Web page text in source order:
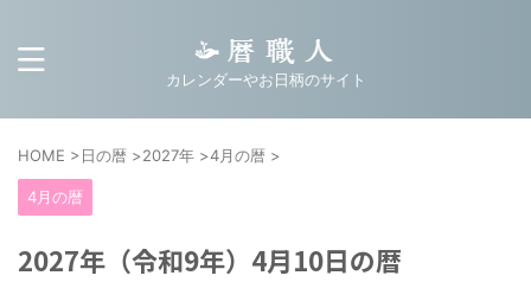
カレンダーやお日柄のサイト
HOME >日の暦 >2027年 >4月の暦 >
4月の暦
2027年（令和9年）4月10日の暦